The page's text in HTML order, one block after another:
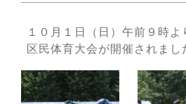
１０月１日（日）午前９時
区民体育大会が開催されまし